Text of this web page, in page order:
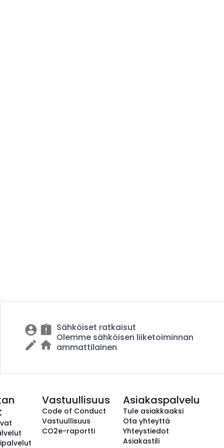
Sähköiset ratkaisut
Olemme sähköisen liiketoiminnan
ammattilainen
Vastuullisuus
Code of Conduct
Vastuullisuus
CO2e-raportti
Asiakaspalvelu
Tule asiakkaaksi
Ota yhteyttä
Yhteystiedot
Asiakastili